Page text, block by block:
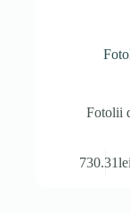
Fotolii
730.31lei